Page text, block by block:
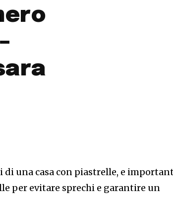
una casa con piastrelle, e
per evitare sprechi e garantire un